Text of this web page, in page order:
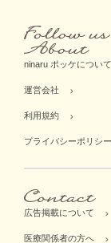
ninaru ポッケについて
運営会社
利用規約
プライバシーポリシー
広告掲載について
医療関係者の方へ